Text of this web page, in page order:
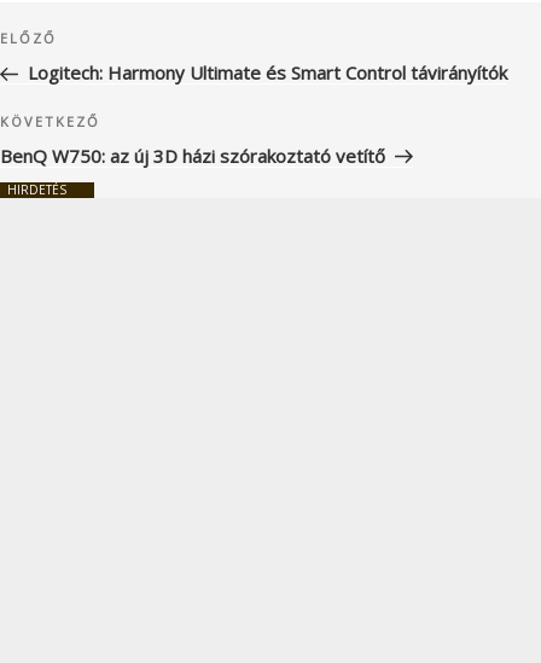
navigáció
Korábbi
bejegyzés
ELŐZŐ
Logitech: Harmony Ultimate és Smart Control távirányítók
Következő
bejegyzés
KÖVETKEZŐ
BenQ W750: az új 3D házi szórakoztató vetítő
HIRDETÉS